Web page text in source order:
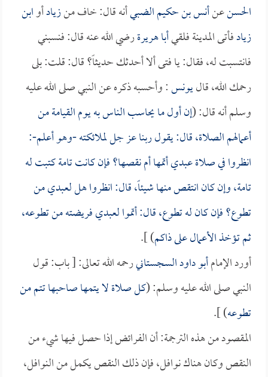
الحسنعنأنس بن حكيم الضبيأنه قال: خاف منزيادأوابن
زيادفأتى المدينة فلقيأبا هريرةرضي الله عنه قال: فنسبني
فانتسبت له، فقال: يا فتى ألا أحدثك حديثاً؟ قال: قلت: بلى
رحمك الله، قاليونس: وأحسبه ذكره عن النبي صلى الله عليه
وسلم أنه قال: (إن أول ما يحاسب الناس به يوم القيامة من
أعمالهم الصلاة، قال: يقول ربنا عز جل لملائكته -وهو أعلم-:
انظروا في صلاة عبدي أتمها أم نقصها؟ فإن كانت تامة كتبت له
تامة، وإن كان انتقص منها شيئاً، قال: انظروا هل لعبدي من
تطوع؟ فإن كان له تطوع، قال: أتموا لعبدي فريضته من تطوعه،
ثم تؤخذ الأعمال على ذاكم) ].
أورد الإمامأبو داود السجستانيرحمه الله تعالى: [ باب: قول
النبي صلى الله عليه وسلم: (كل صلاة لا يتمها صاحبها تتم من
تطوعه) ].
المقصود من هذه الترجمة: أن الفرائض إذا حصل فيها شيء من
النقص وكان هناك نوافل، فإن ذلك النقص يكمل من النوافل،